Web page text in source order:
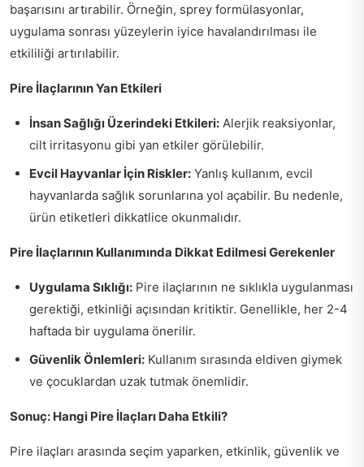
başarısını artırabilir. Örneğin, sprey formülasyonlar,
uygulama sonrası yüzeylerin iyice havalandırılması ile
etkililiği artırılabilir.
Pire İlaçlarının Yan Etkileri
İnsan Sağlığı Üzerindeki Etkileri: Alerjik reaksiyonlar,
cilt irritasyonu gibi yan etkiler görülebilir.
Evcil Hayvanlar İçin Riskler: Yanlış kullanım, evcil
hayvanlarda sağlık sorunlarına yol açabilir. Bu nedenle,
ürün etiketleri dikkatlice okunmalıdır.
Pire İlaçlarının Kullanımında Dikkat Edilmesi Gerekenler
Uygulama Sıklığı: Pire ilaçlarının ne sıklıkla uygulanması
gerektiği, etkinliği açısından kritiktir. Genellikle, her 2-4
haftada bir uygulama önerilir.
Güvenlik Önlemleri: Kullanım sırasında eldiven giymek
ve çocuklardan uzak tutmak önemlidir.
Sonuç: Hangi Pire İlaçları Daha Etkili?
Pire ilaçları arasında seçim yaparken, etkinlik, güvenlik ve